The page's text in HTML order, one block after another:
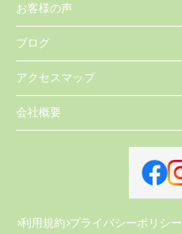
お客様の声
ブログ
アクセスマップ
会社概要
利用規約 プライバシーポリシー